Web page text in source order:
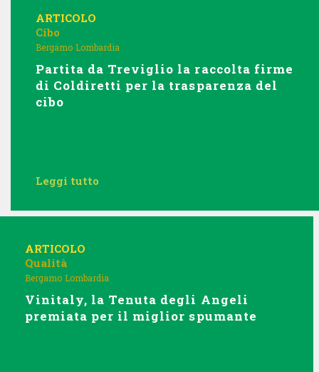
ARTICOLO
Cibo
Bergamo Lombardia
Partita da Treviglio la raccolta firme
di Coldiretti per la trasparenza del
cibo
Leggi tutto
ARTICOLO
Qualità
Bergamo Lombardia
Vinitaly, la Tenuta degli Angeli
premiata per il miglior spumante